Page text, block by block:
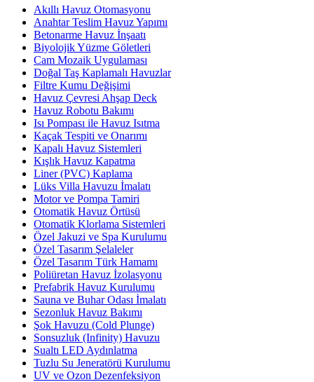
Akıllı Havuz Otomasyonu
Anahtar Teslim Havuz Yapımı
Betonarme Havuz İnşaatı
Biyolojik Yüzme Göletleri
Cam Mozaik Uygulaması
Doğal Taş Kaplamalı Havuzlar
Filtre Kumu Değişimi
Havuz Çevresi Ahşap Deck
Havuz Robotu Bakımı
Isı Pompası ile Havuz Isıtma
Kaçak Tespiti ve Onarımı
Kapalı Havuz Sistemleri
Kışlık Havuz Kapatma
Liner (PVC) Kaplama
Lüks Villa Havuzu İmalatı
Motor ve Pompa Tamiri
Otomatik Havuz Örtüsü
Otomatik Klorlama Sistemleri
Özel Jakuzi ve Spa Kurulumu
Özel Tasarım Şelaleler
Özel Tasarım Türk Hamamı
Poliüretan Havuz İzolasyonu
Prefabrik Havuz Kurulumu
Sauna ve Buhar Odası İmalatı
Sezonluk Havuz Bakımı
Şok Havuzu (Cold Plunge)
Sonsuzluk (Infinity) Havuzu
Sualtı LED Aydınlatma
Tuzlu Su Jeneratörü Kurulumu
UV ve Ozon Dezenfeksiyon